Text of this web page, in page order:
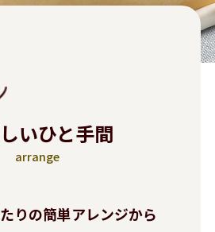
いひと手間
arrange
りの簡単アレンジから